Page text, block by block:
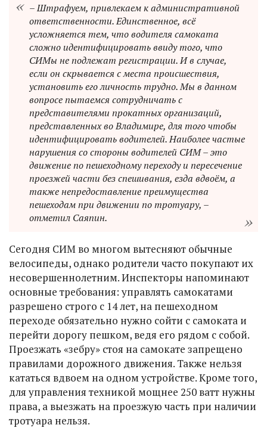
– Штрафуем, привлекаем к административной
ответственности. Единственное, всё
усложняется тем, что водителя самоката
сложно идентифицировать ввиду того, что
СИМы не подлежат регистрации. И в случае,
если он скрывается с места происшествия,
установить его личность трудно. Мы в данном
вопросе пытаемся сотрудничать с
представителями прокатных организаций,
представленных во Владимире, для того чтобы
идентифицировать водителей. Наиболее частые
нарушения со стороны водителей СИМ – это
движение по пешеходному переходу и пересечение
проезжей части без спешивания, езда вдвоём, а
также непредоставление преимущества
пешеходам при движении по тротуару, –
отметил Саяпин.
Сегодня СИМ во многом вытесняют обычные
велосипеды, однако родители часто покупают их
несовершеннолетним. Инспекторы напоминают
основные требования: управлять самокатами
разрешено строго с 14 лет, на пешеходном
переходе обязательно нужно сойти с самоката и
перейти дорогу пешком, ведя его рядом с собой.
Проезжать «зебру» стоя на самокате запрещено
правилами дорожного движения. Также нельзя
кататься вдвоем на одном устройстве. Кроме того,
для управления техникой мощнее 250 ватт нужны
права, а выезжать на проезжую часть при наличии
тротуара нельзя.